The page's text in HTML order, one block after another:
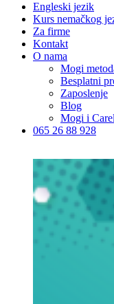
Engleski jezik
Kurs nemačkog
Za firme
Kontakt
O nama
Mogi
Besplatni
Zaposlenje
Blog
Mogi i
065 26 88 928